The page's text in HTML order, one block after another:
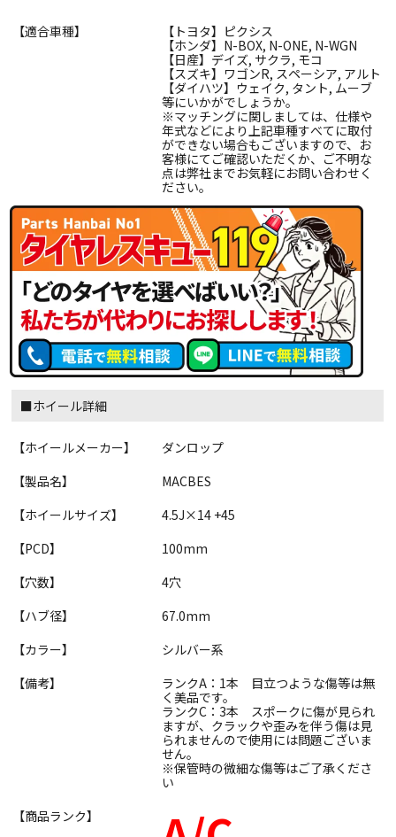
【適合車種】
【トヨタ】ピクシス
【ホンダ】N-BOX, N-ONE, N-WGN
【日産】デイズ, サクラ, モコ
【スズキ】ワゴンR, スペーシア, アルト
【ダイハツ】ウェイク, タント, ムーブ
等にいかがでしょうか。
※マッチングに関しましては、仕様や
年式などにより上記車種すべてに取付
ができない場合もございますので、お
客様にてご確認いただくか、ご不明な
点は弊社までお気軽にお問い合わせく
ださい。
■ホイール詳細
【ホイールメーカー】
ダンロップ
【製品名】
MACBES
【ホイールサイズ】
4.5J×14 +45
【PCD】
100mm
【穴数】
4穴
【ハブ径】
67.0mm
【カラー】
シルバー系
【備考】
ランクA：1本 目立つような傷等は無
く美品です。
ランクC：3本 スポークに傷が見られ
ますが、クラックや歪みを伴う傷は見
られませんので使用には問題ございま
せん。
※保管時の微細な傷等はご了承くださ
い
【商品ランク】